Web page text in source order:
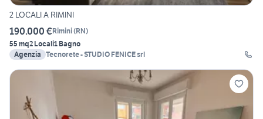
2 LOCALI A RIMINI
190.000 €Rimini(RN)
55 mq2 Locali1 Bagno
Agenzia Tecnorete - STUDIO FENICE srl